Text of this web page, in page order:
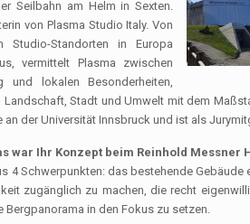
Seilbahn am Helm in Sexten.
von Plasma Studio Italy. Von
Studio-Standorten in Europa
vermittelt Plasma zwischen
und lokalen Besonderheiten,
Landschaft, Stadt und Umwelt mit dem
an der Universität Innsbruck und ist als
war Ihr Konzept beim Reinhold Messner
4 Schwerpunkten: das bestehende
zugänglich zu machen, die recht
Bergpanorama in den Fokus zu setzen.